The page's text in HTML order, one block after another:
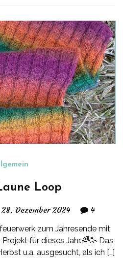
Loop
28. Dezember 2024 4
zum Jahresende mit
für dieses Jahr.🌈🥳 Das
u.a. ausgesucht, als ich […]